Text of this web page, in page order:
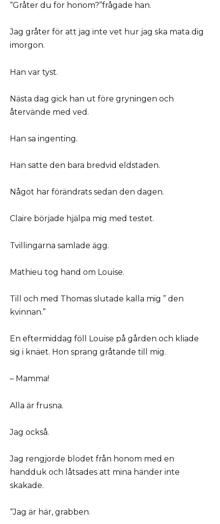
“Gråter du för honom?”frågade han.
Jag gråter för att jag inte vet hur jag ska mata dig
imorgon.
Han var tyst.
Nästa dag gick han ut före gryningen och
återvände med ved.
Han sa ingenting.
Han satte den bara bredvid eldstaden.
Något har förändrats sedan den dagen.
Claire började hjälpa mig med testet.
Tvillingarna samlade ägg.
Mathieu tog hand om Louise.
Till och med Thomas slutade kalla mig ” den
kvinnan.”
En eftermiddag föll Louise på gården och kliade
sig i knäet. Hon sprang gråtande till mig.
– Mamma!
Alla är frusna.
Jag också.
Jag rengjorde blodet från honom med en
handduk och låtsades att mina händer inte
skakade.
“Jag är här, grabben.